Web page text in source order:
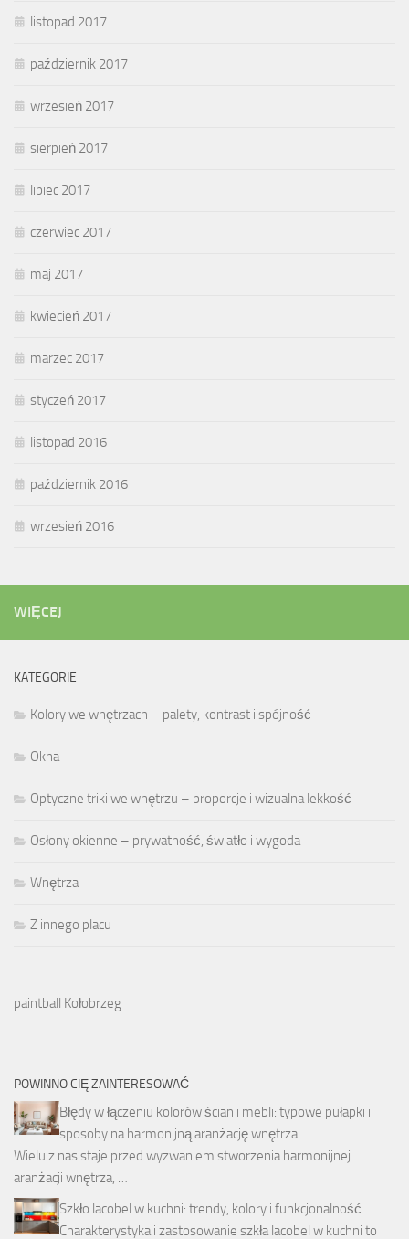
listopad 2017
październik 2017
wrzesień 2017
sierpień 2017
lipiec 2017
czerwiec 2017
maj 2017
kwiecień 2017
marzec 2017
styczeń 2017
listopad 2016
październik 2016
wrzesień 2016
WIĘCEJ
KATEGORIE
Kolory we wnętrzach – palety, kontrast i spójność
Okna
Optyczne triki we wnętrzu – proporcje i wizualna lekkość
Osłony okienne – prywatność, światło i wygoda
Wnętrza
Z innego placu
paintball Kołobrzeg
POWINNO CIĘ ZAINTERESOWAĆ
Błędy w łączeniu kolorów ścian i mebli: typowe pułapki i
sposoby na harmonijną aranżację wnętrza
Wielu z nas staje przed wyzwaniem stworzenia harmonijnej
aranżacji wnętrza, …
Szkło lacobel w kuchni: trendy, kolory i funkcjonalność
Charakterystyka i zastosowanie szkła lacobel w kuchni to